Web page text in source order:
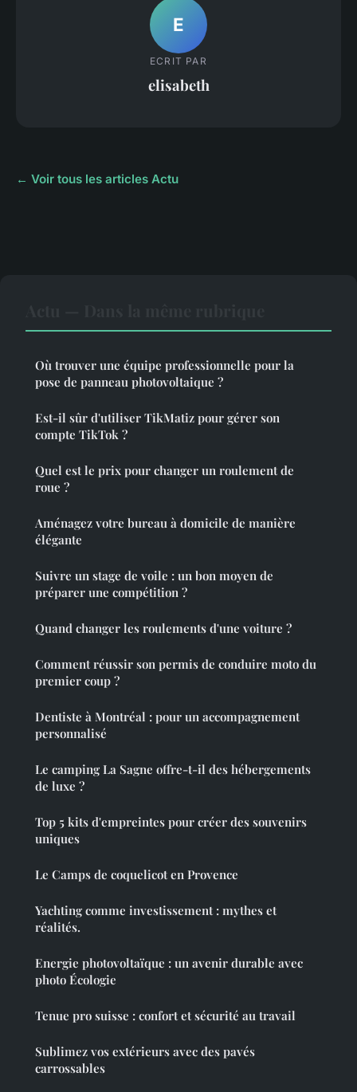
E
ECRIT PAR
elisabeth
← Voir tous les articles Actu
Où trouver une équipe professionnelle pour la
pose de panneau photovoltaique ?
Est-il sûr d'utiliser TikMatiz pour gérer son
compte TikTok ?
Quel est le prix pour changer un roulement de
roue ?
Aménagez votre bureau à domicile de manière
élégante
Suivre un stage de voile : un bon moyen de
préparer une compétition ?
Quand changer les roulements d'une voiture ?
Comment réussir son permis de conduire moto du
premier coup ?
Dentiste à Montréal : pour un accompagnement
personnalisé
Le camping La Sagne offre-t-il des hébergements
de luxe ?
Top 5 kits d'empreintes pour créer des souvenirs
uniques
Le Camps de coquelicot en Provence
Yachting comme investissement : mythes et
réalités.
Energie photovoltaïque : un avenir durable avec
photo Écologie
Tenue pro suisse : confort et sécurité au travail
Sublimez vos extérieurs avec des pavés
carrossables